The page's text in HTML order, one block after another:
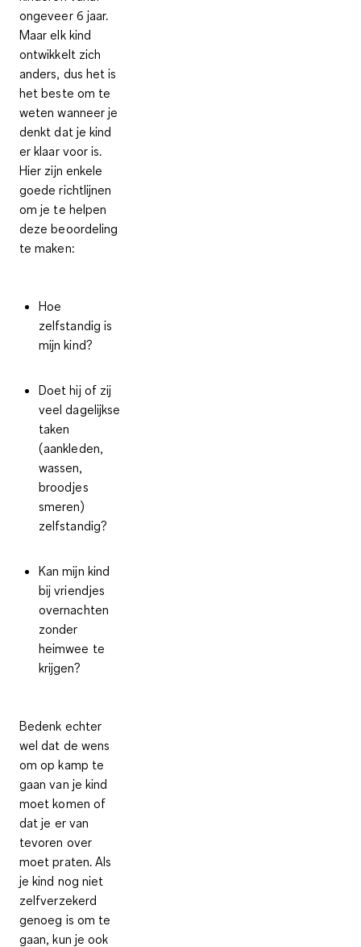
ongeveer 6 jaar.
Maar elk kind
ontwikkelt zich
anders, dus het is
het beste om te
weten wanneer je
denkt dat je kind
er klaar voor is.
Hier zijn enkele
goede richtlijnen
om je te helpen
deze beoordeling
te maken:
Hoe
zelfstandig is
mijn kind?
Doet hij of zij
veel dagelijkse
taken
(aankleden,
wassen,
broodjes
smeren)
zelfstandig?
Kan mijn kind
bij vriendjes
overnachten
zonder
heimwee te
krijgen?
Bedenk echter
wel dat de wens
om op kamp te
gaan van je kind
moet komen of
dat je er van
tevoren over
moet praten. Als
je kind nog niet
zelfverzekerd
genoeg is om te
gaan, kun je ook